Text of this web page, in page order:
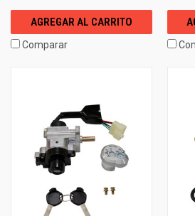
AGREGAR AL CARRITO
Comparar